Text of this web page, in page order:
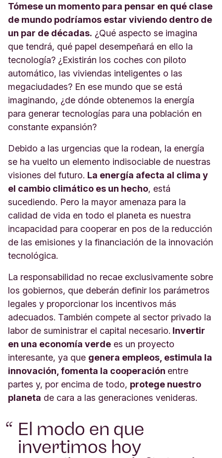
Tómese un momento para pensar en qué clase
de mundo podríamos estar viviendo dentro de
un par de décadas. ¿Qué aspecto se imagina
que tendrá, qué papel desempeñará en ello la
tecnología? ¿Existirán los coches con piloto
automático, las viviendas inteligentes o las
megaciudades? En ese mundo que se está
imaginando, ¿de dónde obtenemos la energía
para generar tecnologías para una población en
constante expansión?
Debido a las urgencias que la rodean, la energía
se ha vuelto un elemento indisociable de nuestras
visiones del futuro. La energía afecta al clima y
el cambio climático es un hecho, está
sucediendo. Pero la mayor amenaza para la
calidad de vida en todo el planeta es nuestra
incapacidad para cooperar en pos de la reducción
de las emisiones y la financiación de la innovación
tecnológica.
La responsabilidad no recae exclusivamente sobre
los gobiernos, que deberán definir los parámetros
legales y proporcionar los incentivos más
adecuados. También compete al sector privado la
labor de suministrar el capital necesario. Invertir
en una economía verde es un proyecto
interesante, ya que genera empleos, estimula la
innovación, fomenta la cooperación entre
partes y, por encima de todo, protege nuestro
planeta de cara a las generaciones venideras.
El modo en que
invertimos hoy